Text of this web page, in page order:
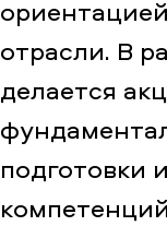
отрасли. В
делается
подготовки